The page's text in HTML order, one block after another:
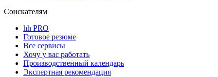
Соискателям
hh PRO
Готовое резюме
Все сервисы
Хочу у вас работать
Производственный календарь
Экспертная рекомендация